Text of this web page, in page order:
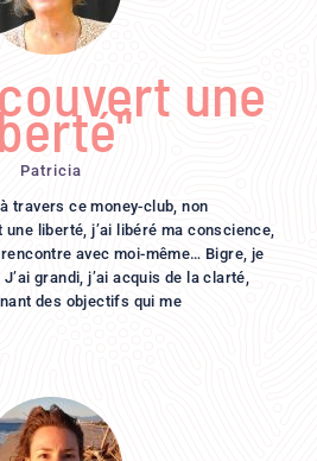
une
Patricia
travers ce money-club, non
liberté, j’ai libéré ma conscience,
avec moi-même… Bigre, je
grandi, j’ai acquis de la clarté,
des objectifs qui me